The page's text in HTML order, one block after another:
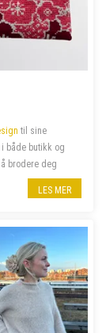
til sine
både butikk og
brodere deg
LES MER